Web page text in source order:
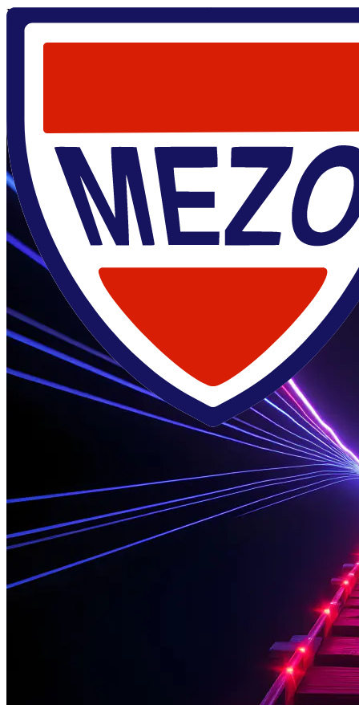
Главная
М.Ю.
22 ноября 2024